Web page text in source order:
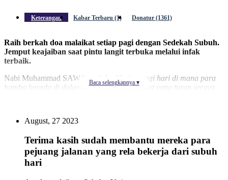
Keterangan Kabar Terbaru (1) Donatur (1361)
Raih berkah doa malaikat setiap pagi dengan Sedekah Subuh.
Jemput keajaiban saat pintu langit terbuka melalui infak
terbaik.
Nabi Muhammad SAW bersabda:
"Setiap pagi hari di mana para
hamba berada di dalamnya, ada dua malaikat yang turun seraya
Dengan merutinkan sedekah di awal hari, kita tidak hanya
malaikat agar rezeki diganti dengan keberkahan yang berlipat ganda.
Sedekah Subuh Bantu Sejahterakan
Yatim Dhuafa
Baca selengkapnya ▾
August, 27 2023
Terima kasih sudah membantu mereka para
pejuang jalanan yang rela bekerja dari subuh
hari